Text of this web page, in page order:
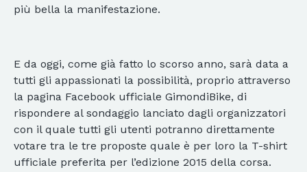
più bella la manifestazione.
E da oggi, come già fatto lo scorso anno, sarà data a
tutti gli appassionati la possibilità, proprio attraverso
la pagina Facebook ufficiale GimondiBike, di
rispondere al sondaggio lanciato dagli organizzatori
con il quale tutti gli utenti potranno direttamente
votare tra le tre proposte quale è per loro la T-shirt
ufficiale preferita per l’edizione 2015 della corsa.